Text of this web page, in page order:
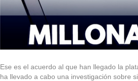
Ese es el acuerdo al que han llegado la
ha llevado a cabo una investigación sobre